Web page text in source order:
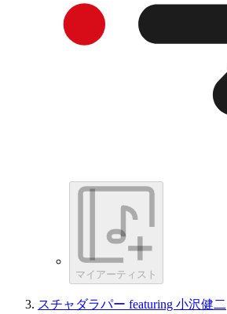
マイアーティスト
スチャダラパー featuring 小沢健二